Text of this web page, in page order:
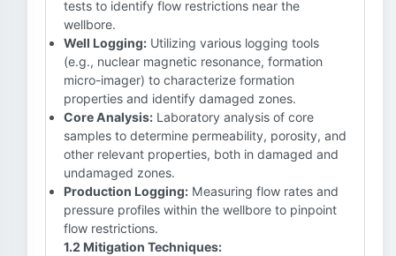
tests to identify flow restrictions near the
wellbore.
Well Logging: Utilizing various logging tools
(e.g., nuclear magnetic resonance, formation
micro-imager) to characterize formation
properties and identify damaged zones.
Core Analysis: Laboratory analysis of core
samples to determine permeability, porosity, and
other relevant properties, both in damaged and
undamaged zones.
Production Logging: Measuring flow rates and
pressure profiles within the wellbore to pinpoint
flow restrictions.
1.2 Mitigation Techniques: